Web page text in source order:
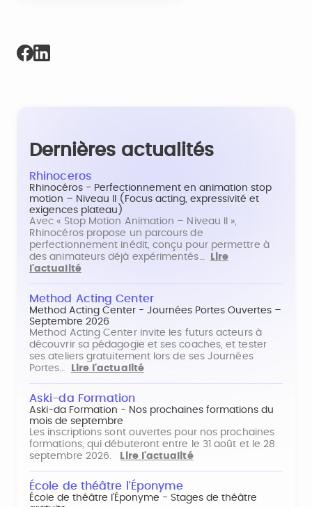
Dernières actualités
Rhinoceros
Rhinocéros - Perfectionnement en animation stop
motion – Niveau II (Focus acting, expressivité et
exigences plateau)
Avec « Stop Motion Animation – Niveau II »,
Rhinocéros propose un parcours de
perfectionnement inédit, conçu pour permettre à
des animateurs déjà expérimentés…
Lire
l'actualité
Method Acting Center
Method Acting Center - Journées Portes Ouvertes –
Septembre 2026
Method Acting Center invite les futurs acteurs à
découvrir sa pédagogie et ses coaches, et tester
ses ateliers gratuitement lors de ses Journées
Portes…
Lire l'actualité
Aski-da Formation
Aski-da Formation - Nos prochaines formations du
mois de septembre
Les inscriptions sont ouvertes pour nos prochaines
formations, qui débuteront entre le 31 août et le 28
septembre 2026.
Lire l'actualité
École de théâtre l'Éponyme
École de théâtre l'Éponyme - Stages de théâtre